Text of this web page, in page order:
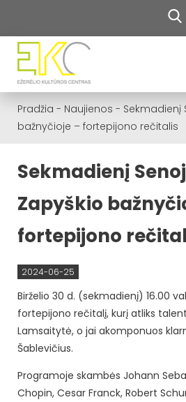
Pradžia - Naujienos - Sekmadienį
bažnyčioje – fortepijono rečitalis
Sekmadienį
Zapyškio
fortepijono
2024-06-25
Birželio 30 d. (sekmadienį) 16.00
fortepijono rečitalį, kurį atliks
Lamsaitytė, o jai akomponuos
Šablevičius.
Programoje skambės Johann
Chopin, Cesar Franck, Robert